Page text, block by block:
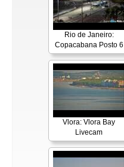
Rio de Janeiro:
Copacabana Posto 6
Vlora: Vlora Bay
Livecam